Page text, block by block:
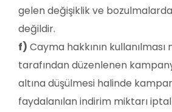
gelen değişiklik ve
değildir.
f) Cayma hakkının kullanılması
tarafından düzenlenen
altına düşülmesi halinde
faydalanılan indirim miktarı